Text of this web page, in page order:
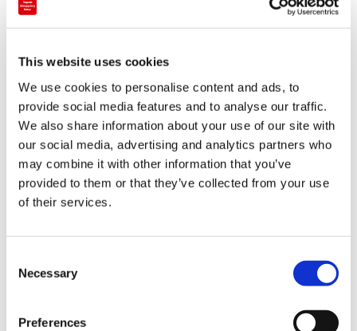
This website uses cookies
We use cookies to personalise content and ads, to
provide social media features and to analyse our traffic.
We also share information about your use of our site with
our social media, advertising and analytics partners who
may combine it with other information that you’ve
provided to them or that they’ve collected from your use
of their services.
Necessary
Preferences
伴手礼・当地特产专卖店
KOBE SACOM
关西 兵库